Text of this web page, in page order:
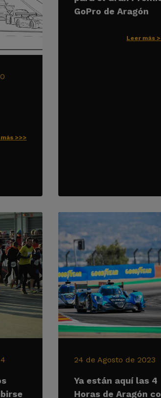
>>>
GoPro de Aragón
Leer más
24 de Agosto de 2023
Ya están aquí las 4
Horas de Aragón